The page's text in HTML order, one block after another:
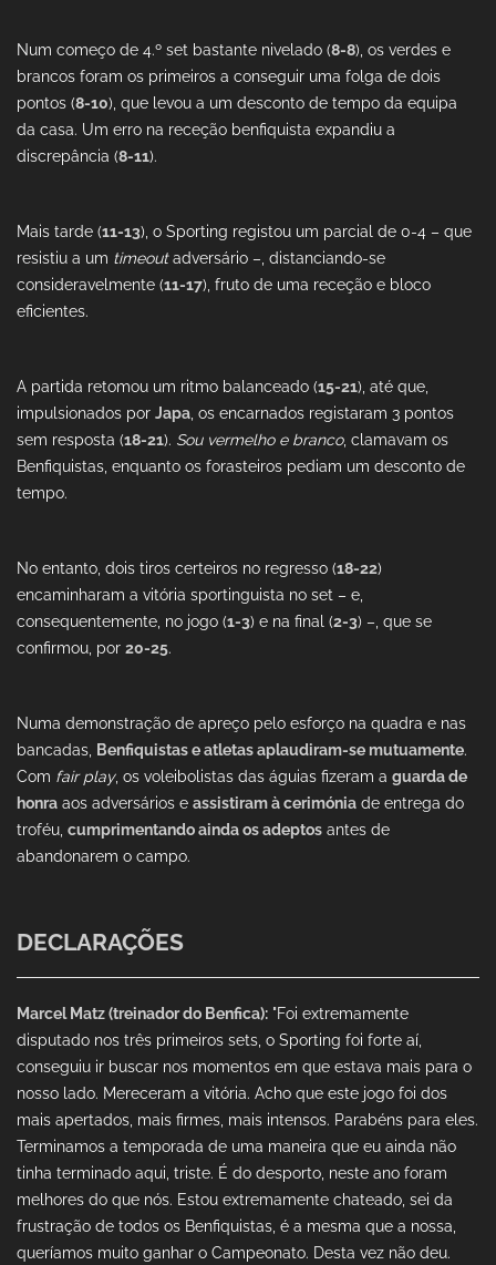
Num começo de 4.º set bastante nivelado (8-8), os verdes e
brancos foram os primeiros a conseguir uma folga de dois
pontos (8-10), que levou a um desconto de tempo da equipa
da casa. Um erro na receção benfiquista expandiu a
discrepância (8-11).
Mais tarde (11-13), o Sporting registou um parcial de 0-4 – que
resistiu a um timeoutadversário –, distanciando-se
consideravelmente (11-17), fruto de uma receção e bloco
eficientes.
A partida retomou um ritmo balanceado (15-21), até que,
impulsionados por Japa , os encarnados registaram 3 pontos
sem resposta (18-21). Sou vermelho e branco, clamavam os
Benfiquistas, enquanto os forasteiros pediam um desconto de
tempo.
No entanto, dois tiros certeiros no regresso (18-22)
encaminharam a vitória sportinguista no set – e,
consequentemente, no jogo (1-3) e na final (2-3) –, que se
confirmou, por 20-25.
Numa demonstração de apreço pelo esforço na quadra e nas
bancadas,
Benfiquistas e atletas aplaudiram-se mutuamente.
Com fair play, os voleibolistas das águias fizeram a guarda de
honra aos adversários e assistiram à cerimónia de entrega do
troféu, cumprimentando ainda os adeptos antes de
abandonarem o campo.
DECLARAÇÕES
Marcel Matz (treinador do Benfica): "Foi extremamente
disputado nos três primeiros sets, o Sporting foi forte aí,
conseguiu ir buscar nos momentos em que estava mais para o
nosso lado. Mereceram a vitória. Acho que este jogo foi dos
mais apertados, mais firmes, mais intensos. Parabéns para eles.
Terminamos a temporada de uma maneira que eu ainda não
tinha terminado aqui, triste. É do desporto, neste ano foram
melhores do que nós. Estou extremamente chateado, sei da
frustração de todos os Benfiquistas, é a mesma que a nossa,
queríamos muito ganhar o Campeonato. Desta vez não deu.